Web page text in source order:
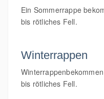
Ein Sommerrappe
bis rötliches Fell.
Winterrappen
bis rötliches Fell.